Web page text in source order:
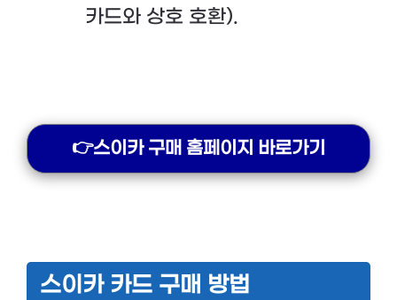
카드와 상호 호환).
👉스이카 구매 홈페이지 바로가기
스이카 카드 구매 방법